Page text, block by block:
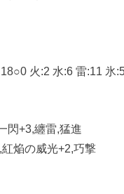
２ ★★ Ｇ
火:2 水:6 雷:11 氷
閃+3,纏雷,猛進
焔の威光+2,巧撃